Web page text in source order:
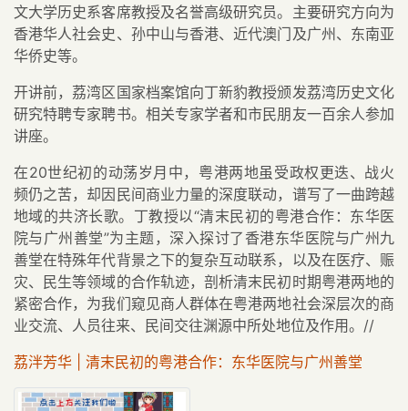
文大学历史系客席教授及名誉高级研究员。主要研究方向为
香港华人社会史、孙中山与香港、近代澳门及广州、东南亚
华侨史等。
开讲前，荔湾区国家档案馆向丁新豹教授颁发荔湾历史文化
研究特聘专家聘书。相关专家学者和市民朋友一百余人参加
讲座。
在20世纪初的动荡岁月中，粤港两地虽受政权更迭、战火
频仍之苦，却因民间商业力量的深度联动，谱写了一曲跨越
地域的共济长歌。丁教授以“清末民初的粤港合作：东华医
院与广州善堂”为主题，深入探讨了香港东华医院与广州九
善堂在特殊年代背景之下的复杂互动联系，以及在医疗、赈
灾、民生等领域的合作轨迹，剖析清末民初时期粤港两地的
紧密合作，为我们窥见商人群体在粤港两地社会深层次的商
业交流、人员往来、民间交往渊源中所处地位及作用。//
荔泮芳华 | 清末民初的粤港合作：东华医院与广州善堂